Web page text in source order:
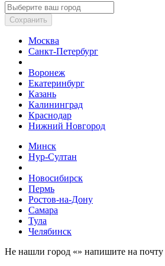
Сохранить
Москва
Санкт-Петербург
Воронеж
Екатеринбург
Казань
Калининград
Краснодар
Нижний Новгород
Минск
Нур-Султан
Новосибирск
Пермь
Ростов-на-Дону
Самара
Тула
Челябинск
Не нашли город «» напишите на почту